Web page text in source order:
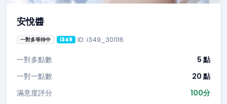
安悅醬
一對多等待中 i349 ID: i349_301116
一對多點數
5 點
一對一點數
20 點
滿意度評分
100分